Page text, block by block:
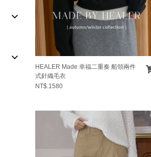
HEALER Made 幸福二重奏 船領兩件
式針織毛衣
NT$.1580